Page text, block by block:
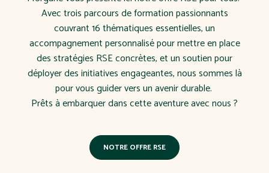
Avec trois parcours de formation passionnants
couvrant 16 thématiques essentielles, un
accompagnement personnalisé pour mettre en place
des stratégies RSE concrètes, et un soutien pour
déployer des initiatives engageantes, nous sommes là
pour vous guider vers un avenir durable.
Prêts à embarquer dans cette aventure avec nous ?
NOTRE OFFRE RSE